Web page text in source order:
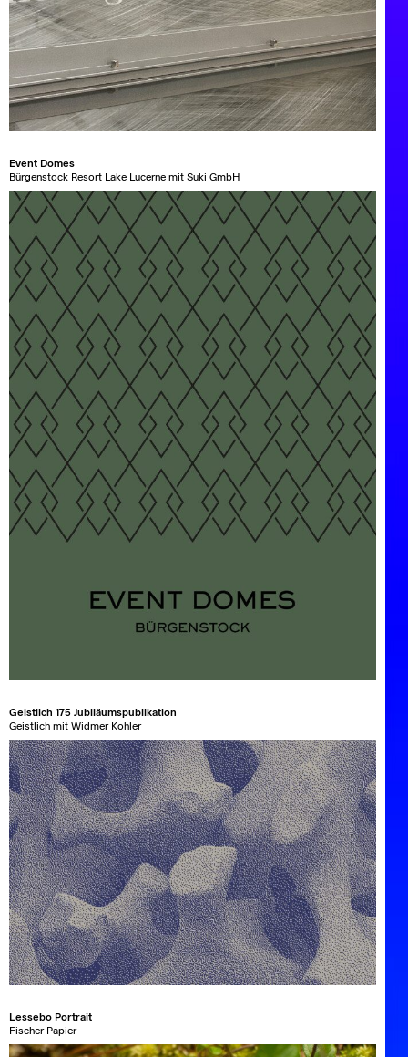
Event Domes
Bürgenstock Resort Lake Lucerne mit Suki GmbH
Geistlich 175 Jubiläumspublikation
Geistlich mit Widmer Kohler
Lessebo Portrait
Fischer Papier